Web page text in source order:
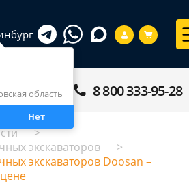
область
Нет
8 800 333-95-28
экскаваторов
экскаваторов Doosan –